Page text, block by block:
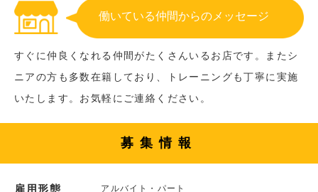
働いている仲間からのメッセージ
すぐに仲良くなれる仲間がたくさんいるお店です。またシ
ニアの方も多数在籍しており、トレーニングも丁寧に実施
いたします。お気軽にご連絡ください。
募集情報
雇用形態 アルバイト・パート